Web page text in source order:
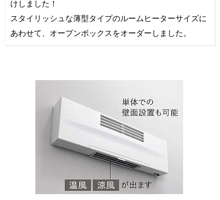
けしました！
スタイリッシュな薄型タイプのルームヒーターサイズに
あわせて、オープンボックスをオーダーしました。